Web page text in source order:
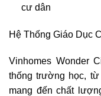
cư dân
Hệ Thống Giáo Dục
Vinhomes Wonder
thống trường học,
mang đến chất